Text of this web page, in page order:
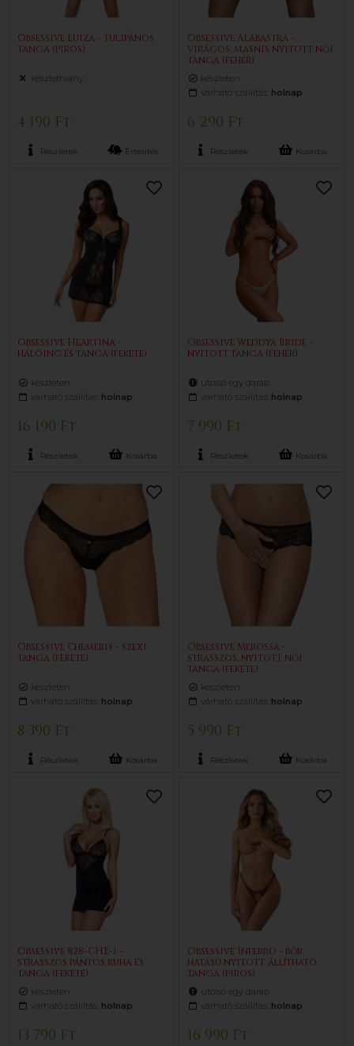
Obsessive Luiza - tulipános
tanga (piros)
készlethiány
4 190 Ft
Részletek Értesítés
Obsessive Alabastra -
virágos, masnis nyitott női
tanga (fehér)
készleten
várható szállítás: holnap
6 290 Ft
Részletek Kosárba
Obsessive Heartina -
hálóing és tanga (fekete)
készleten
várható szállítás: holnap
16 190 Ft
Részletek Kosárba
Obsessive Weddya Bride -
nyitott tanga (fehér)
utolsó egy darab
várható szállítás: holnap
7 990 Ft
Részletek Kosárba
Obsessive Chemeris - szexi
tanga (fekete)
készleten
várható szállítás: holnap
8 390 Ft
Részletek Kosárba
Obsessive Merossa -
strasszos, nyitott női
tanga (fekete)
készleten
várható szállítás: holnap
5 990 Ft
Részletek Kosárba
Obsessive 828-CHE-1 -
strasszos pántos ruha és
tanga (fekete)
készleten
várható szállítás: holnap
13 790 Ft
Obsessive Inferro - bőr
hatású nyitott, állítható
tanga (piros)
utolsó egy darab
várható szállítás: holnap
16 990 Ft